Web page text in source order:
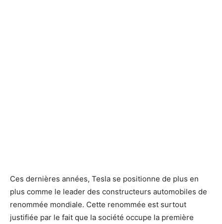
Ces dernières années, Tesla se positionne de plus en
plus comme le leader des constructeurs automobiles de
renommée mondiale. Cette renommée est surtout
justifiée par le fait que la société occupe la première